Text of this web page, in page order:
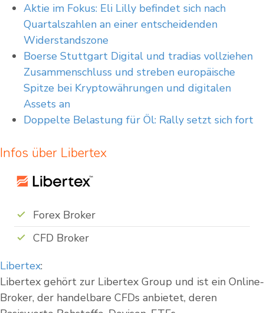
Aktie im Fokus: Eli Lilly befindet sich nach
Quartalszahlen an einer entscheidenden
Widerstandszone
Boerse Stuttgart Digital und tradias vollziehen
Zusammenschluss und streben europäische
Spitze bei Kryptowährungen und digitalen
Assets an
Doppelte Belastung für Öl: Rally setzt sich fort
Infos über Libertex
Forex Broker
CFD Broker
Libertex:
Libertex gehört zur Libertex Group und ist ein Online-
Broker, der handelbare CFDs anbietet, deren